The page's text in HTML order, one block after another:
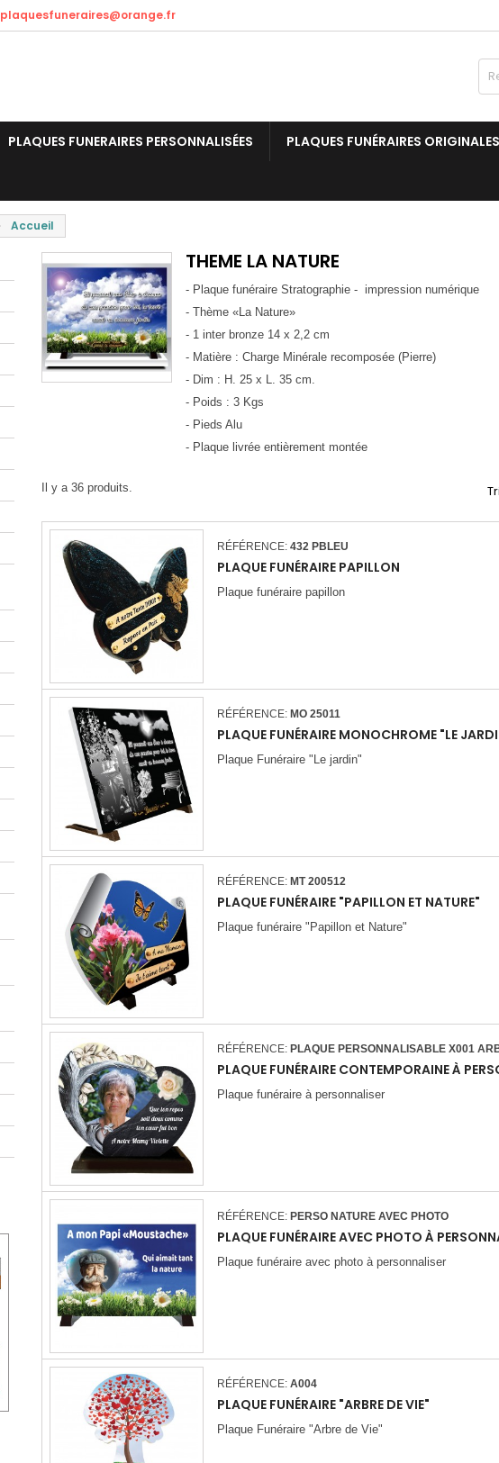
plaquesfuneraires@orange.fr
PLAQUES FUNERAIRES PERSONNALISÉES PLAQUES FUNÉRAIRES ORIGINALES
Accueil
THEME LA NATURE
- Plaque funéraire Stratographie - impression numérique
- Thème «La Nature»
- 1 inter bronze 14 x 2,2 cm
- Matière : Charge Minérale recomposée (Pierre)
- Dim : H. 25 x L. 35 cm.
- Poids : 3 Kgs
- Pieds Alu
- Plaque livrée entièrement montée
Il y a 36 produits.
RÉFÉRENCE: 432 PBLEU
PLAQUE FUNÉRAIRE PAPILLON
Plaque funéraire papillon
RÉFÉRENCE: MO 25011
PLAQUE FUNÉRAIRE MONOCHROME "LE
Plaque Funéraire "Le jardin"
RÉFÉRENCE: MT 200512
PLAQUE FUNÉRAIRE "PAPILLON ET NATURE"
Plaque funéraire "Papillon et Nature"
RÉFÉRENCE: PLAQUE PERSONNALISABLE X001
PLAQUE FUNÉRAIRE CONTEMPORAINE À
Plaque funéraire à personnaliser
RÉFÉRENCE: PERSO NATURE AVEC PHOTO
PLAQUE FUNÉRAIRE AVEC PHOTO À
Plaque funéraire avec photo à personnaliser
RÉFÉRENCE: A004
PLAQUE FUNÉRAIRE "ARBRE DE VIE"
Plaque Funéraire "Arbre de Vie"